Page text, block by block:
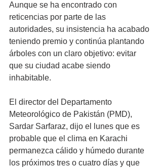
Aunque se ha encontrado con
reticencias por parte de las
autoridades, su insistencia ha acabado
teniendo premio y continúa plantando
árboles con un claro objetivo: evitar
que su ciudad acabe siendo
inhabitable.
El director del Departamento
Meteorológico de Pakistán (PMD),
Sardar Sarfaraz, dijo el lunes que es
probable que el clima en Karachi
permanezca cálido y húmedo durante
los próximos tres o cuatro días y que